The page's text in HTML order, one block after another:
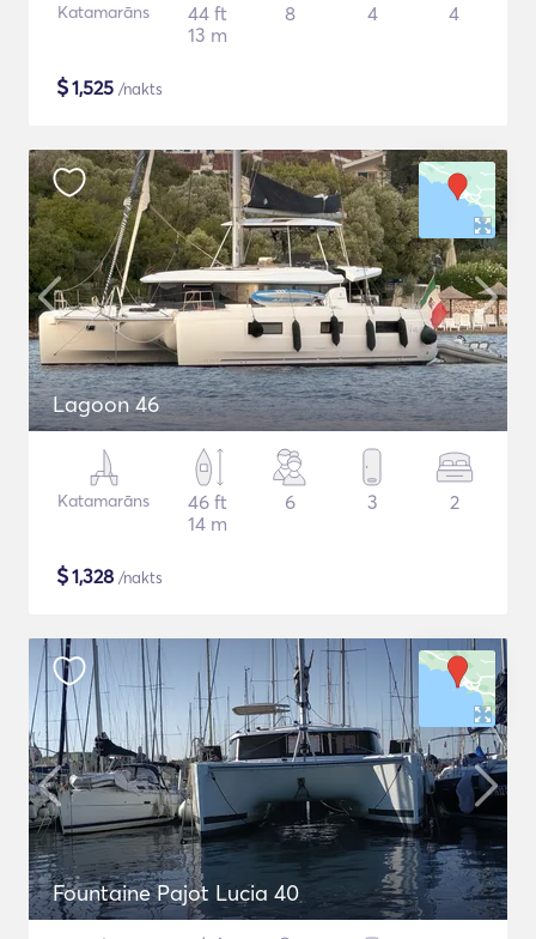
Katamarāns
44 ft
13 m
8 4 4
$1,525 /nakts
Lagoon 46
Katamarāns
46 ft
14 m
6 3 2
$1,328 /nakts
Fountaine Pajot Lucia 40